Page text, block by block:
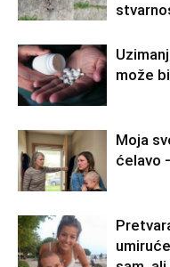
može
Moja
ćelavo